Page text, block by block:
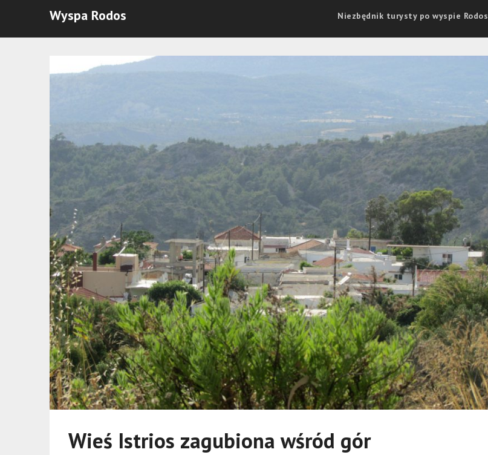
Wyspa Rodos Niezbędnik turysty po wyspie Rodos
Wieś Istrios zagubiona wśród gór